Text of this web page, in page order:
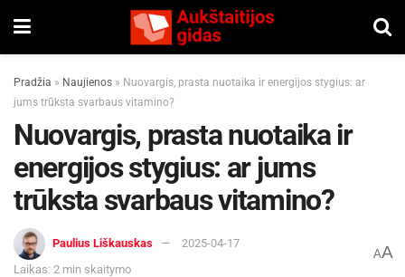
Pradžia » Naujienos » Nuovargis, prasta nuotaika ir energijos stygius: ar
jums trūksta svarbaus vitamino?
Nuovargis, prasta nuotaika ir
energijos stygius: ar jums
trūksta svarbaus vitamino?
Paulius Liškauskas
2025-04-17
Laikas: 2 min skaitymo
AA